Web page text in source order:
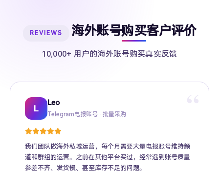
REVIEWS 海外账号购买客户评价
10,000+ 用户的海外账号购买真实反馈
L
Leo
Telegram电报账号 · 批量采购
我们团队做海外私域运营，每个月需要大量电报账号维持频
道和群组的运营。之前在其他平台买过，经常遇到账号质量
参差不齐、发货慢、甚至库存不足的问题。
Sarah
Twitter推特高粉号 · Web3项目推广
Kevin
TikTok账号 · 跨境电商矩阵运营
Mike
Facebook广告账号 · 跨境广告投放
Amy
Instagram账号 · 品牌海外推广
Daniel
Gmail账号 · Apple ID · AI工具账号
Jason
YouTube账号 · 内容变现
Wing
Telegram Premium代充 · 个人用户
Richard
海外账号批发 · MCN机构